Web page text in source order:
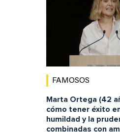
FAMOSOS
Marta Ortega (42
cómo tener éxito
humildad y la
combinadas con